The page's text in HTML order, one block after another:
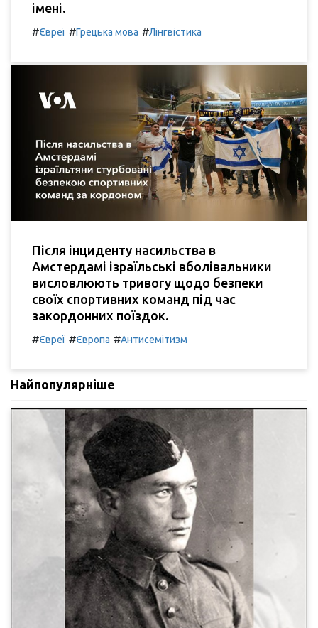
імені.
#Євреї #Грецька мова #Лінгвістика
Після інциденту насильства в
Амстердамі ізраїльські вболівальники
висловлюють тривогу щодо безпеки
своїх спортивних команд під час
закордонних поїздок.
#Євреї #Європа #Антисемітизм
Найпопулярніше